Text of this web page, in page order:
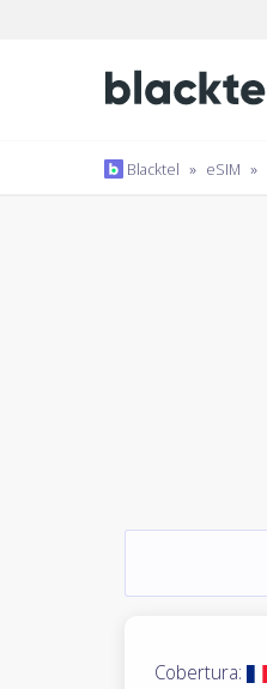
Blacktel » eSIM »
Cobertura: